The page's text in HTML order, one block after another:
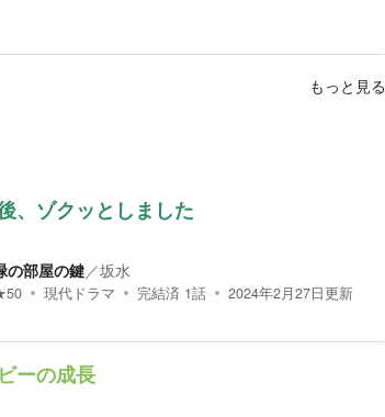
もっと見る
、ゾクッとしました
の部屋の鍵／坂水
50 現代ドラマ 完結済 1話 2024年2月27日更新
ビーの成長